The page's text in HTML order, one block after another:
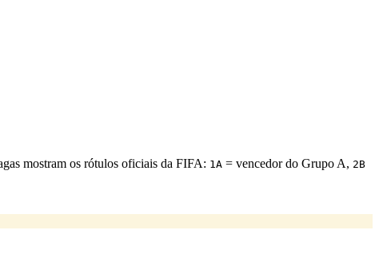
mostram os rótulos oficiais da FIFA: 1A = vencedor do Grupo A, 2B